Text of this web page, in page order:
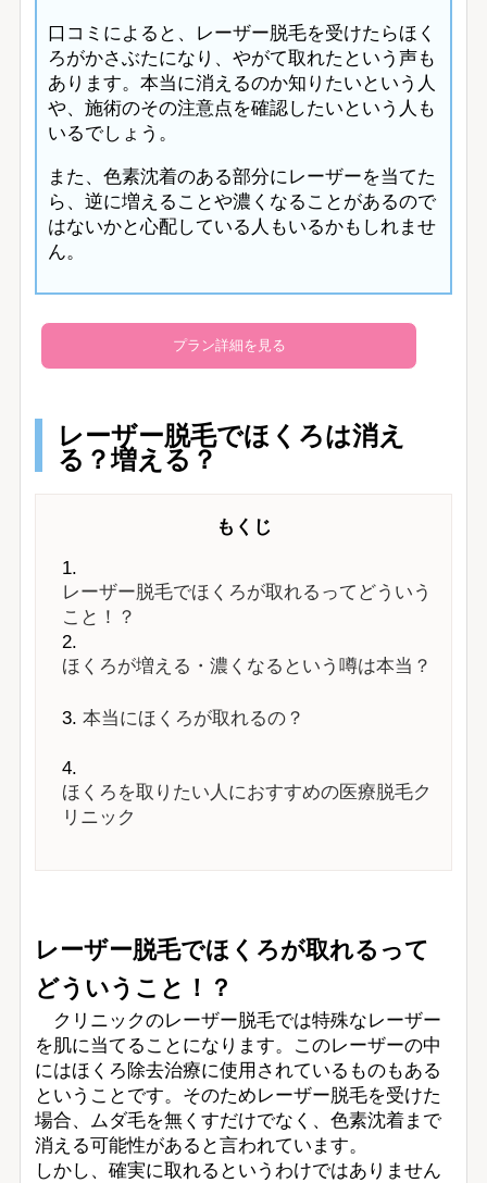
口コミによると、レーザー脱毛を受けたらほく
ろがかさぶたになり、やがて取れたという声も
あります。本当に消えるのか知りたいという人
や、施術のその注意点を確認したいという人も
いるでしょう。
また、色素沈着のある部分にレーザーを当てた
ら、逆に増えることや濃くなることがあるので
はないかと心配している人もいるかもしれませ
ん。
プラン詳細を見る
レーザー脱毛でほくろは消え
る？増える？
もくじ
レーザー脱毛でほくろが取れるってどういう
こと！？
ほくろが増える・濃くなるという噂は本当？
本当にほくろが取れるの？
ほくろを取りたい人におすすめの医療脱毛ク
リニック
レーザー脱毛でほくろが取れるって
どういうこと！？
クリニックのレーザー脱毛では特殊なレーザー
を肌に当てることになります。このレーザーの中
にはほくろ除去治療に使用されているものもある
ということです。そのためレーザー脱毛を受けた
場合、ムダ毛を無くすだけでなく、色素沈着まで
消える可能性があると言われています。
しかし、確実に取れるというわけではありません